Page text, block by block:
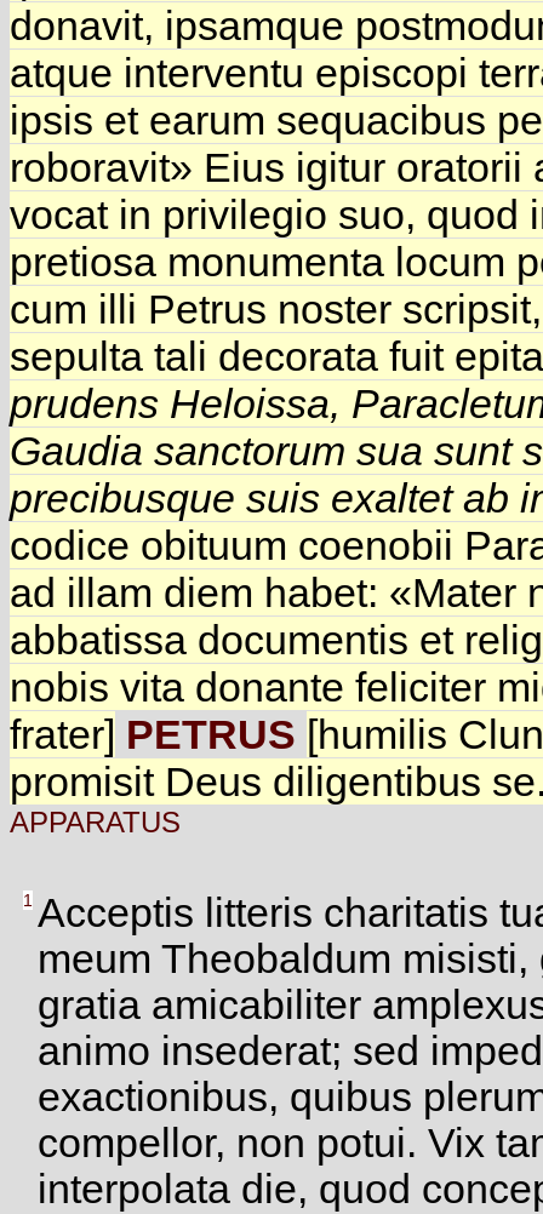
donavit, ipsamque
atque interventu episcopi
ipsis et earum sequacibus
roboravit» Eius igitur
vocat in privilegio suo, quod
pretiosa monumenta locum
cum illi Petrus noster
sepulta tali decorata fuit
prudens Heloissa,
Gaudia sanctorum sua sunt
precibusque suis exaltet ab
codice obituum coenobii
ad illam diem habet: «Mater
abbatissa documentis et
nobis vita donante feliciter
frater] PETRUS [humilis
promisit Deus diligentibus
APPARATUS
1 Acceptis litteris charitatis
meum Theobaldum
gratia amicabiliter
animo insederat; sed
exactionibus, quibus
compellor, non potui. Vix
interpolata die, quod